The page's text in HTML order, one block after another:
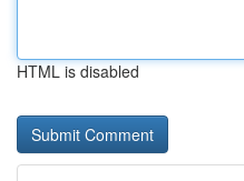
HTML is disabled